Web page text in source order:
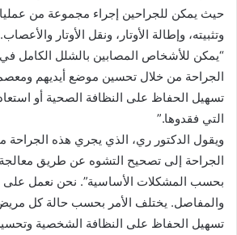
حيث يمكن للجراحين إجراء مجموعة من
وتثبيته، وإطالة الأوتار، ونقل الأوتار
“يمكن للأشخاص المصابين بالشلل الكامل
الجراحة من خلال تحسين موضع أيديهم
تسهيل الحفاظ على النظافة الصحية أو
التي فقدوها.”
الجراحة إلى تصحيح التشوه عن طريق معالجة
بحسب المشكلات الأساسية”. نحن نعمل على
والمفاصل. يختلف الأمر بحسب حالة كل
تسهيل الحفاظ على النظافة الشخصية